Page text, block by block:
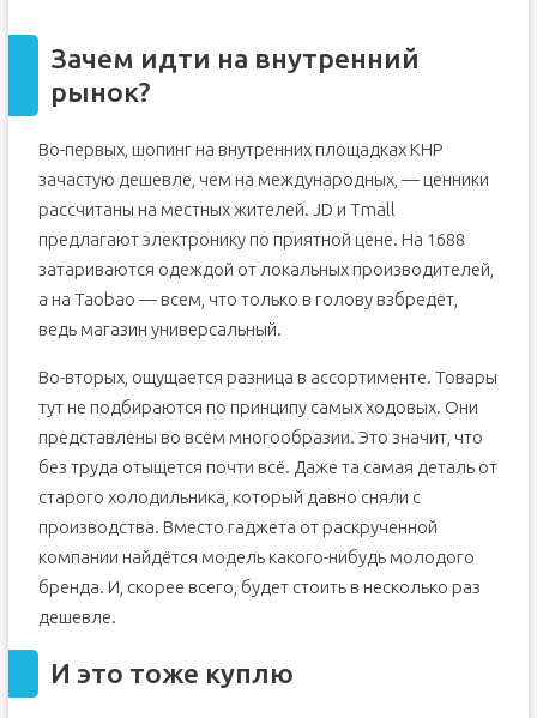
2. Оплачивайте покупку через систему платежей
PayPal
3. Выбирайте надежный способ доставки
Кстати!
5. Помните о налоге с продаж
Зачем идти на внутренний
рынок?
Во-первых, шопинг на внутренних площадках КНР
зачастую дешевле, чем на международных, — ценники
рассчитаны на местных жителей. JD и Tmall
предлагают электронику по приятной цене. На 1688
затариваются одеждой от локальных производителей,
а на Taobao — всем, что только в голову взбредёт,
ведь магазин универсальный.
Во-вторых, ощущается разница в ассортименте. Товары
тут не подбираются по принципу самых ходовых. Они
представлены во всём многообразии. Это значит, что
без труда отыщется почти всё. Даже та самая деталь от
старого холодильника, который давно сняли с
производства. Вместо гаджета от раскрученной
компании найдётся модель какого-нибудь молодого
бренда. И, скорее всего, будет стоить в несколько раз
дешевле.
И это тоже куплю